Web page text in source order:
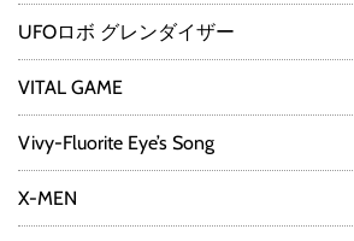
UFOロボ グレンダイザー
VITAL GAME
Vivy-Fluorite Eye’s Song
X-MEN